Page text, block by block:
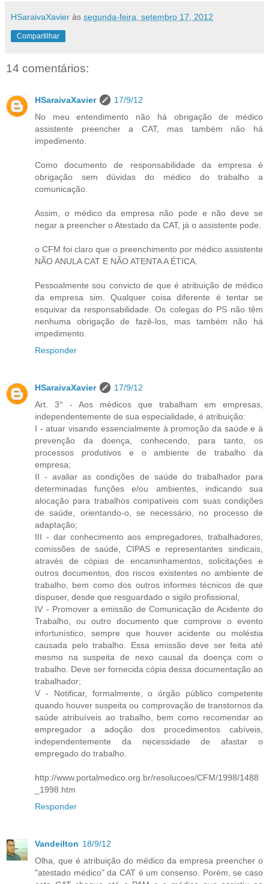
HSaraivaXavier às segunda-feira, setembro 17, 2012
Compartilhar
14 comentários:
HSaraivaXavier
17/9/12
No meu entendimento não há obrigação de médico
assistente preencher a CAT, mas também não há
impedimento.
Como documento de responsabilidade da empresa é
obrigação sem dúvidas do médico do trabalho a
comunicação.
Assim, o médico da empresa não pode e não deve se
negar a preencher o Atestado da CAT, já o assistente pode.
o CFM foi claro que o preenchimento por médico assistente
NÃO ANULA CAT E NÃO ATENTA A ÉTICA.
Pessoalmente sou convicto de que é atribuição de médico
da empresa sim. Qualquer coisa diferente é tentar se
esquivar da responsabilidade. Os colegas do PS não têm
nenhuma obrigação de fazê-los, mas também não há
impedimento.
Responder
HSaraivaXavier
17/9/12
Art. 3° - Aos médicos que trabalham em empresas,
independentemente de sua especialidade, é atribuição:
I - atuar visando essencialmente à promoção da saúde e à
prevenção da doença, conhecendo, para tanto, os
processos produtivos e o ambiente de trabalho da
empresa;
II - avaliar as condições de saúde do trabalhador para
determinadas funções e/ou ambientes, indicando sua
alocação para trabalhos compatíveis com suas condições
de saúde, orientando-o, se necessário, no processo de
adaptação;
III - dar conhecimento aos empregadores, trabalhadores,
comissões de saúde, CIPAS e representantes sindicais,
através de cópias de encaminhamentos, solicitações e
outros documentos, dos riscos existentes no ambiente de
trabalho, bem como dos outros informes técnicos de que
dispuser, desde que resguardado o sigilo profissional;
IV - Promover a emissão de Comunicação de Acidente do
Trabalho, ou outro documento que comprove o evento
infortunístico, sempre que houver acidente ou moléstia
causada pelo trabalho. Essa emissão deve ser feita até
mesmo na suspeita de nexo causal da doença com o
trabalho. Deve ser fornecida cópia dessa documentação ao
trabalhador;
V - Notificar, formalmente, o órgão público competente
quando houver suspeita ou comprovação de transtornos da
saúde atribuíveis ao trabalho, bem como recomendar ao
empregador a adoção dos procedimentos cabíveis,
independentemente da necessidade de afastar o
empregado do trabalho.
http://www.portalmedico.org.br/resolucoes/CFM/1998/1488
_1998.htm
Responder
Vandeilton 18/9/12
Olha, que é atribuição do médico da empresa preencher o
"atestado médico" da CAT é um consenso. Porém, se caso